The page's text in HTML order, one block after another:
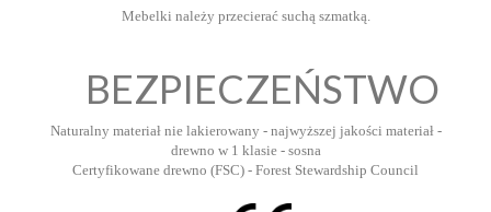
Mebelki należy przecierać suchą szmatką.
BEZPIECZEŃSTWO
Naturalny materiał nie lakierowany - najwyższej jakości materiał -
drewno w 1 klasie - sosna
Certyfikowane drewno (FSC) - Forest Stewardship Council